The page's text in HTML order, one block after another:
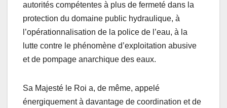
autorités compétentes à plus de fermeté dans la
protection du domaine public hydraulique, à
l’opérationnalisation de la police de l’eau, à la
lutte contre le phénomène d’exploitation abusive
et de pompage anarchique des eaux.
Sa Majesté le Roi a, de même, appelé
énergiquement à davantage de coordination et de